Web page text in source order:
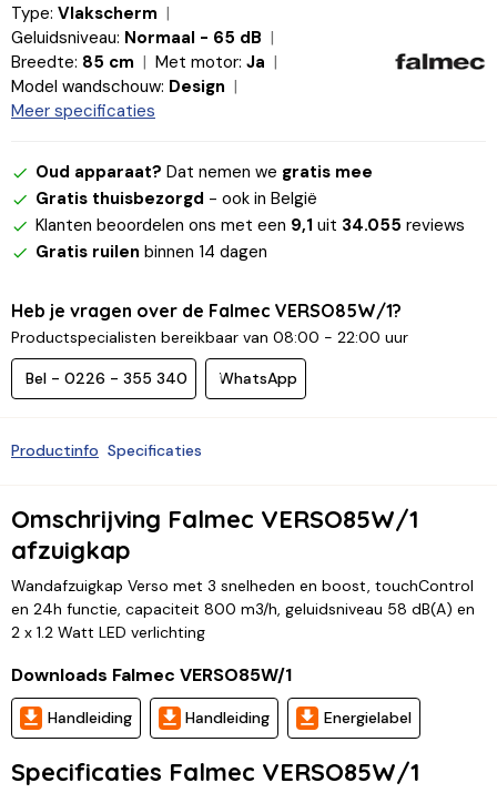
Type: Vlakscherm
Geluidsniveau: Normaal - 65 dB
Breedte: 85 cm Met motor: Ja
Model wandschouw: Design
Meer specificaties
Oud apparaat? Dat nemen we gratis mee
Gratis thuisbezorgd - ook in België
Klanten beoordelen ons met een 9,1 uit 34.055 reviews
Gratis ruilen binnen 14 dagen
Heb je vragen over de Falmec VERSO85W/1?
Productspecialisten bereikbaar van 08:00 - 22:00 uur
Bel - 0226 - 355 340 WhatsApp
Productinfo Specificaties
Omschrijving Falmec VERSO85W/1
afzuigkap
Wandafzuigkap Verso met 3 snelheden en boost, touchControl
en 24h functie, capaciteit 800 m3/h, geluidsniveau 58 dB(A) en
2 x 1.2 Watt LED verlichting
Downloads Falmec VERSO85W/1
Handleiding Handleiding Energielabel
Specificaties Falmec VERSO85W/1